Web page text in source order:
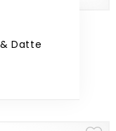
Datte